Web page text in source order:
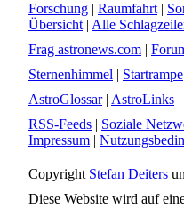
Forschung | Raumfahrt |
Übersicht | Alle
Frag astronews.com |
Sternenhimmel | Startrampe
AstroGlossar| AstroLinks
RSS-Feeds | Soziale
Impressum |
Copyright Stefan Deiters
Diese Website wird auf